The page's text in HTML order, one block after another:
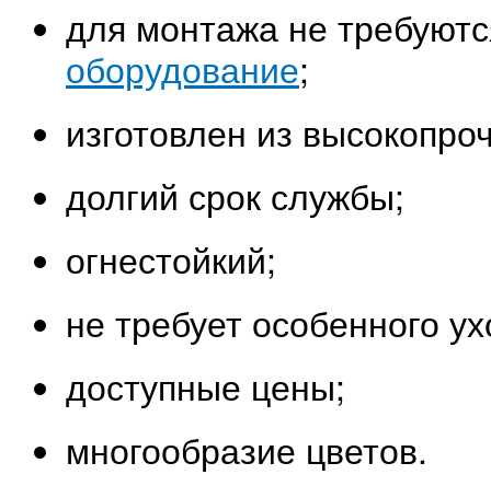
для монтажа не
оборудование;
изготовлен из
долгий срок службы;
огнестойкий;
не требует особенного
доступные цены;
многообразие цветов.